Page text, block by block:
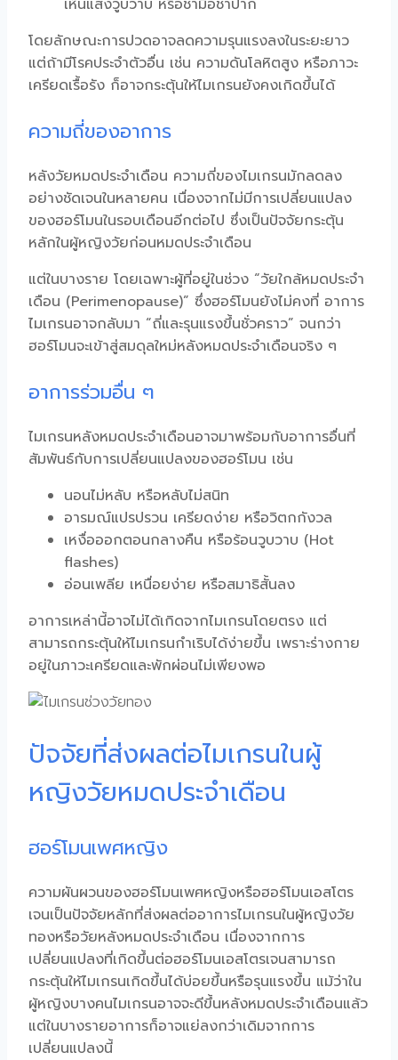
เห็นแสงวูบวาบ หรือชามือชาปาก
โดยลักษณะการปวดอาจลดความรุนแรงลงในระยะยาว
แต่ถ้ามีโรคประจำตัวอื่น เช่น ความดันโลหิตสูง หรือภาวะ
เครียดเรื้อรัง ก็อาจกระตุ้นให้ไมเกรนยังคงเกิดขึ้นได้
ความถี่ของอาการ
หลังวัยหมดประจำเดือน ความถี่ของไมเกรนมักลดลง
อย่างชัดเจนในหลายคน เนื่องจากไม่มีการเปลี่ยนแปลง
ของฮอร์โมนในรอบเดือนอีกต่อไป ซึ่งเป็นปัจจัยกระตุ้น
หลักในผู้หญิงวัยก่อนหมดประจำเดือน
แต่ในบางราย โดยเฉพาะผู้ที่อยู่ในช่วง “วัยใกล้หมดประจำ
เดือน (Perimenopause)” ซึ่งฮอร์โมนยังไม่คงที่ อาการ
ไมเกรนอาจกลับมา “ถี่และรุนแรงขึ้นชั่วคราว” จนกว่า
ฮอร์โมนจะเข้าสู่สมดุลใหม่หลังหมดประจำเดือนจริง ๆ
อาการร่วมอื่น ๆ
ไมเกรนหลังหมดประจำเดือนอาจมาพร้อมกับอาการอื่นที่
สัมพันธ์กับการเปลี่ยนแปลงของฮอร์โมน เช่น
นอนไม่หลับ หรือหลับไม่สนิท
อารมณ์แปรปรวน เครียดง่าย หรือวิตกกังวล
เหงื่อออกตอนกลางคืน หรือร้อนวูบวาบ (Hot
flashes)
อ่อนเพลีย เหนื่อยง่าย หรือสมาธิสั้นลง
อาการเหล่านี้อาจไม่ได้เกิดจากไมเกรนโดยตรง แต่
สามารถกระตุ้นให้ไมเกรนกำเริบได้ง่ายขึ้น เพราะร่างกาย
อยู่ในภาวะเครียดและพักผ่อนไม่เพียงพอ
ปัจจัยที่ส่งผลต่อไมเกรนในผู้
หญิงวัยหมดประจำเดือน
ฮอร์โมนเพศหญิง
ความผันผวนของฮอร์โมนเพศหญิงหรือฮอร์โมนเอสโตร
เจนเป็นปัจจัยหลักที่ส่งผลต่ออาการไมเกรนในผู้หญิงวัย
ทองหรือวัยหลังหมดประจำเดือน เนื่องจากการ
เปลี่ยนแปลงที่เกิดขึ้นต่อฮอร์โมนเอสโตรเจนสามารถ
กระตุ้นให้ไมเกรนเกิดขึ้นได้บ่อยขึ้นหรือรุนแรงขึ้น แม้ว่าใน
ผู้หญิงบางคนไมเกรนอาจจะดีขึ้นหลังหมดประจำเดือนแล้ว
แต่ในบางรายอาการก็อาจแย่ลงกว่าเดิมจากการ
เปลี่ยนแปลงนี้